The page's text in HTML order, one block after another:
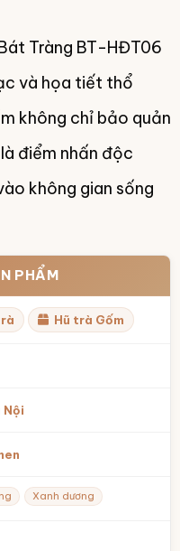
Tràng BT-HĐT06
và họa tiết thổ
không chỉ bảo quản
điểm nhấn độc
không gian sống
PHẨM
Hũ trà Gốm
Nội
Xanh dương